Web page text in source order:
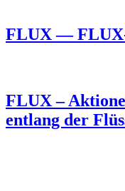
FLUX —
FLUX –
entlang der